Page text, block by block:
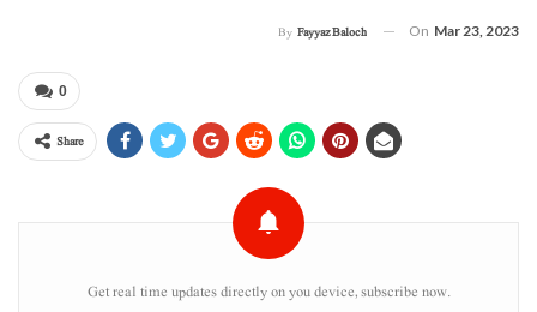
By Fayyaz Baloch On Mar 23, 2023
0
Share
Get real time updates directly on you device, subscribe now.